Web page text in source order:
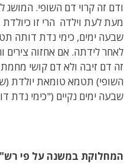
ודם זה קרוי דם השופי.
מעת לעת וילדה הרי זו כיולדת
שבעה ימים, כימי נדת דותה
לאחר לידתה. אם אחזוה
זה דם זיבה ולא דם קושי
השופי) תטמא טומאת יולדת
שבעה ימים נקיים ("כימי נדת
המחלוקת במשנה על פי